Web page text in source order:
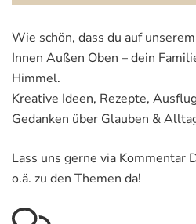
Wie schön, dass du auf
Innen Außen Oben – dein
Himmel.
Kreative Ideen, Rezepte,
Gedanken über Glauben &
Lass uns gerne via Kommentar
o.ä. zu den Themen da!